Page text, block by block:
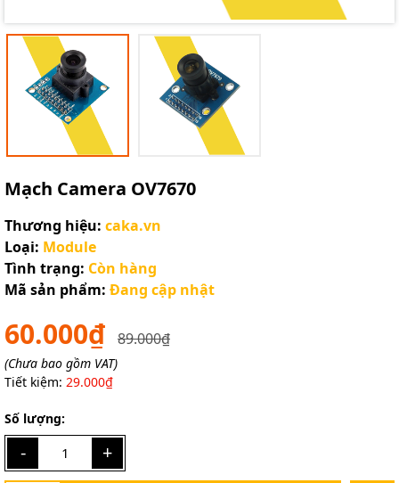
Mạch Camera OV7670
Thương hiệu: caka.vn
Loại: Module
Tình trạng: Còn hàng
Mã sản phẩm: Đang cập nhật
60.000₫ 89.000₫
(Chưa bao gồm VAT)
Tiết kiệm: 29.000₫
Số lượng:
- +
Điều kiện: